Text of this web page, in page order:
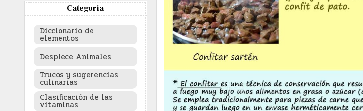
Categoria
Diccionario de
elementos
Despiece Animales
Trucos y sugerencias
culinarias
Clasificación de las
vitaminas